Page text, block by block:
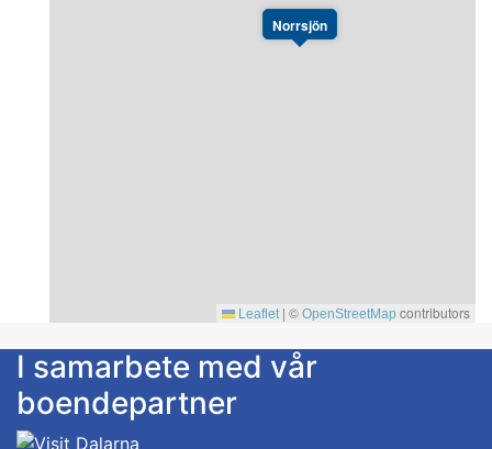
Norrsjön
Leaflet | © OpenStreetMap contributors
I samarbete med vår
boendepartner